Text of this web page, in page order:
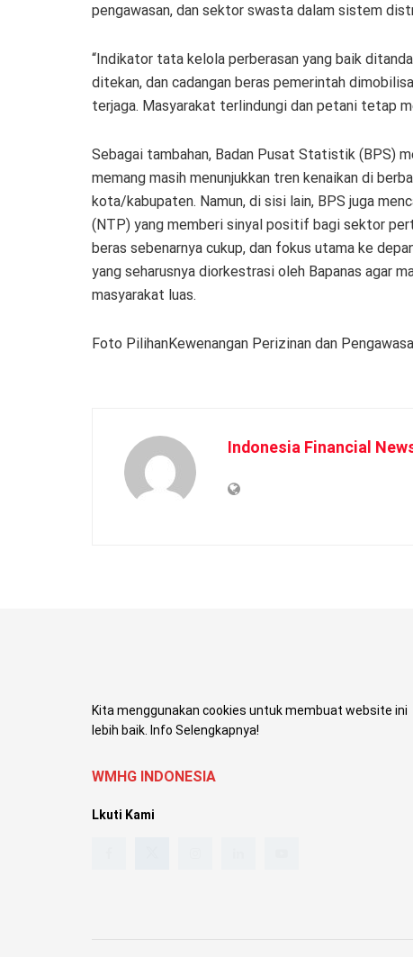
pengawasan, dan sektor swasta dalam sistem
“Indikator tata kelola perberasan yang baik
ditekan, dan cadangan beras pemerintah
terjaga. Masyarakat terlindungi dan petani tetap
Sebagai tambahan, Badan Pusat Statistik (BPS)
memang masih menunjukkan tren kenaikan di
kota/kabupaten. Namun, di sisi lain, BPS juga
(NTP) yang memberi sinyal positif bagi sektor
beras sebenarnya cukup, dan fokus utama ke
yang seharusnya diorkestrasi oleh Bapanas agar
masyarakat luas.
Foto PilihanKewenangan Perizinan dan
Indonesia Financial
Kita menggunakan cookies untuk membuat website ini
lebih baik. Info Selengkapnya!
WMHG INDONESIA
Lkuti Kami